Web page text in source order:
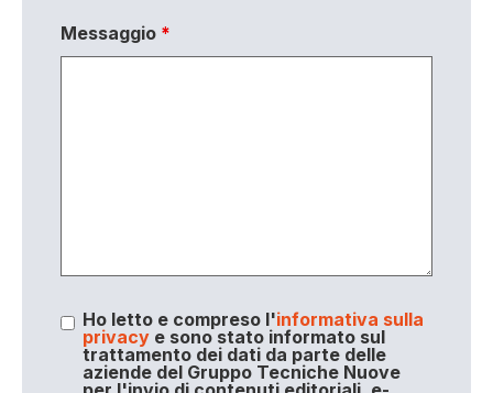
Messaggio *
Ho letto e compreso l'informativa sulla
privacye sono stato informato sul
trattamento dei dati da parte delle
aziende del Gruppo Tecniche Nuove